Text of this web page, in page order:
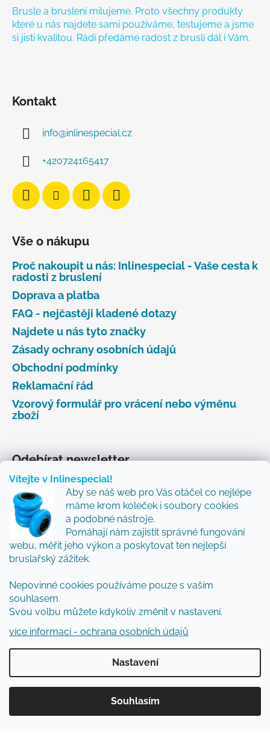
Vítejte v Inlinespecial!
Aby se náš web pro Vás otáčel co nejlépe
máme krom koleček i soubory cookies
a podobné nástroje.
Pomáhají nám zajistit správné fungování
webu, měřit jeho výkon a poskytovat ten nejlepší
bruslařský zážitek.
Nepovinné cookies používáme pouze s vaším
souhlasem.
Svou volbu můžete kdykoliv změnit v nastavení.
více informací - ochrana osobních údajů
Nastavení
Souhlasím
Brusle a bruslení milujeme. Proto všechny produkty
které u nás najdete sami používáme, testujeme a jsme
si jisti kvalitou. Rádi předáme radost z bruslí dál i Vám.
Kontakt
info@inlinespecial.cz
+420724165417
Vše o nákupu
Proč nakoupit u nás: Inlinespecial - Vaše cesta k
radosti z bruslení
Doprava a platba
FAQ - nejčastěji kladené dotazy
Najdete u nás tyto značky
Zásady ochrany osobních údajů
Obchodní podmínky
Reklamační řád
Vzorový formulář pro vrácení nebo výměnu
zboží
Odebírat newsletter
Vložte svůj e-mail a my vám budeme zasílat informace
o nových produktech na našem e-shopu.
Přidejte se k nám a my Vám budeme zasílat ty nejlepší
novinky a tipy.
E-mail
Vložením e-mailu souhlasíte spodmínkami
ochrany osobních údajů
PŘIHLÁSIT SE
Vytvořil Shoptet
Inlinespecial
vyhrazena.Upravit nastavení cookies